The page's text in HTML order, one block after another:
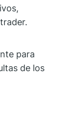
para
de los